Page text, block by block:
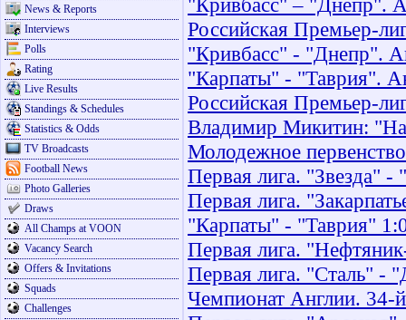
News & Reports
Interviews
Polls
Rating
Live Results
Standings & Schedules
Statistics & Odds
TV Broadcasts
Football News
Photo Galleries
Draws
All Champs at VOON
Vacancy Search
Offers & Invitations
Squads
Challenges
Российская Премьер-
"Кривбасс" - "Днепр".
"Карпаты" - "Таврия".
Российская Премьер-
Владимир Микитин:
Молодежное
Первая лига. "Звезда" -
Первая лига.
"Карпаты" - "Таврия"
Первая лига.
Первая лига. "Сталь" -
Чемпионат Англии. 34-